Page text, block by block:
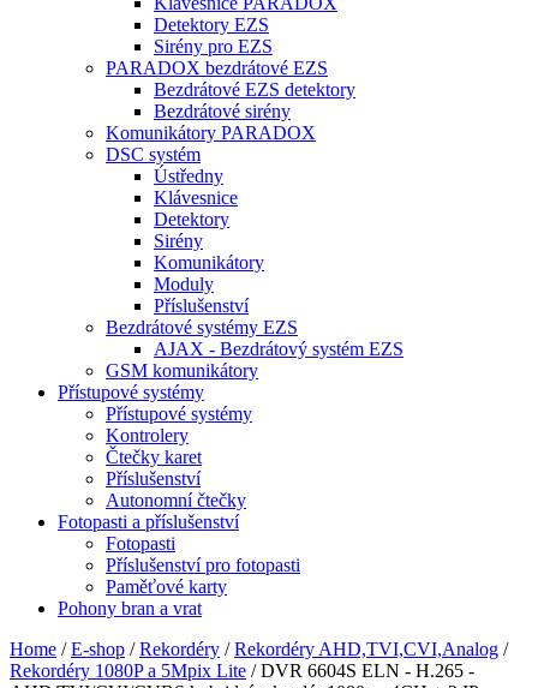
Detektory EZS
Sirény pro EZS
PARADOX bezdrátové EZS
Bezdrátové EZS detektory
Bezdrátové sirény
Komunikátory PARADOX
DSC systém
Ústředny
Klávesnice
Detektory
Sirény
Komunikátory
Moduly
Příslušenství
Bezdrátové systémy EZS
AJAX - Bezdrátový systém EZS
GSM komunikátory
Přístupové systémy
Přístupové systémy
Kontrolery
Čtečky karet
Příslušenství
Autonomní čtečky
Fotopasti a příslušenství
Fotopasti
Příslušenství pro fotopasti
Paměťové karty
Pohony bran a vrat
Home / E-shop / Rekordéry / Rekordéry AHD,TVI,CVI,Analog /
Rekordéry 1080P a 5Mpix Lite /DVR 6604S ELN - H.265 -